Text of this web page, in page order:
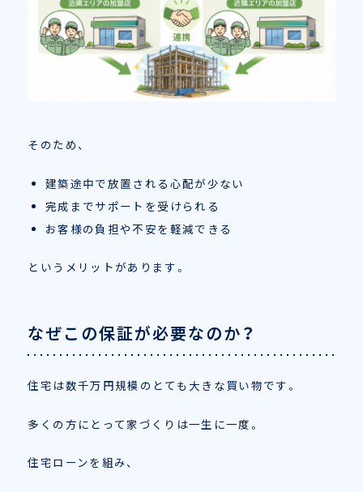
そのため、
建築途中で放置される心配が少ない
完成までサポートを受けられる
お客様の負担や不安を軽減できる
というメリットがあります。
なぜこの保証が必要なのか？
住宅は数千万円規模のとても大きな買い物です。
多くの方にとって家づくりは一生に一度。
住宅ローンを組み、